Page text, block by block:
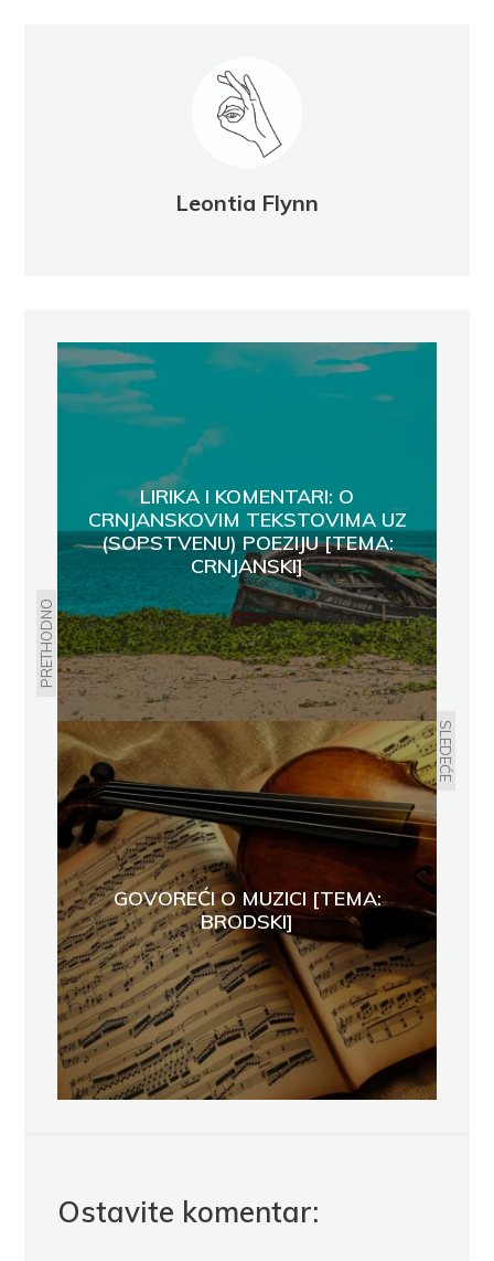
Leontia Flynn
PRETHODNO
LIRIKA I KOMENTARI: O
CRNJANSKOVIM TEKSTOVIMA UZ
(SOPSTVENU) POEZIJU [TEMA:
CRNJANSKI]
SLEDEĆE
GOVOREĆI O MUZICI [TEMA:
BRODSKI]
Ostavite komentar: